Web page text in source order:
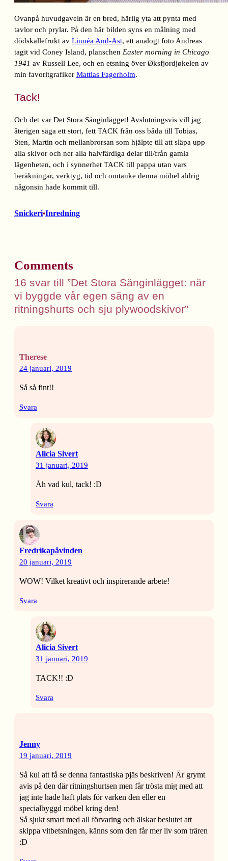
Ovanpå huvudgaveln är en bred, härlig yta att pynta med
tavlor och prylar. På den här bilden syns en målning med
dödskallefrukt av Linnéa And-Ast, ett analogt foto Andreas
tagit vid Coney Island, planschen Easter morning in Chicago
1941 av Russell Lee, och en etsning över Øksfjordjøkelen av
min favoritgrafiker Mattias Fagerholm.
Tack!
Och det var Det Stora Sänginlägget! Avslutningsvis vill jag
återigen säga ett stort, fett TACK från oss båda till Tobias,
Sten, Martin och mellanbrorsan som hjälpte till att släpa upp
alla skivor och ner alla halvfärdiga delar till/från gamla
lägenheten, och i synnerhet TACK till pappa utan vars
beräkningar, verktyg, tid och omtanke denna möbel aldrig
någonsin hade kommit till.
Snickeri•Inredning
Comments
16 svar till ”Det Stora Sänginlägget: när
vi byggde vår egen säng av en
ritningshurts och sju plywoodskivor”
Therese
24 januari, 2019
Så så fint!!
Svara
Alicia Sivert
31 januari, 2019
Åh vad kul, tack! :D
Svara
Fredrikapåvinden
20 januari, 2019
WOW! Vilket kreativt och inspirerande arbete!
Svara
Alicia Sivert
31 januari, 2019
TACK!! :D
Svara
Jenny
19 januari, 2019
Så kul att få se denna fantastiska pjäs beskriven! Är grymt
avis på den där ritningshurtsen men får trösta mig med att
jag inte hade haft plats för varken den eller en
specialbyggd möbel kring den!
Så sjukt smart med all förvaring och älskar beslutet att
skippa vitbetsningen, känns som den får mer liv som trären
:D